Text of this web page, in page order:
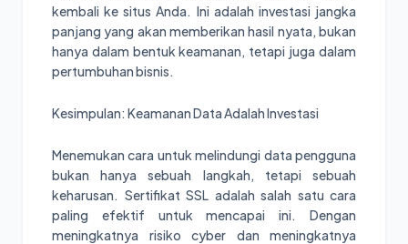
kembali ke situs Anda. Ini adalah investasi jangka
panjang yang akan memberikan hasil nyata, bukan
hanya dalam bentuk keamanan, tetapi juga dalam
pertumbuhan bisnis.
Kesimpulan: Keamanan Data Adalah Investasi
Menemukan cara untuk melindungi data pengguna
bukan hanya sebuah langkah, tetapi sebuah
keharusan. Sertifikat SSL adalah salah satu cara
paling efektif untuk mencapai ini. Dengan
meningkatnya risiko cyber dan meningkatnya